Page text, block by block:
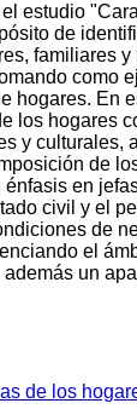
estudio
de
familiares y
como
hogares. En
los hogares
y culturales,
de
énfasis en
civil y el
de
el
un
de los